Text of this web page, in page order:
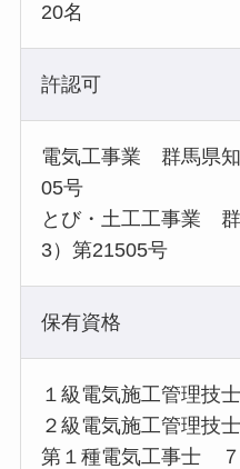
20名
許認可
電気工事業 群馬県
05号
とび・土工工事業
3）第21505号
保有資格
１級電気施工管理技
２級電気施工管理技
第１種電気工事士